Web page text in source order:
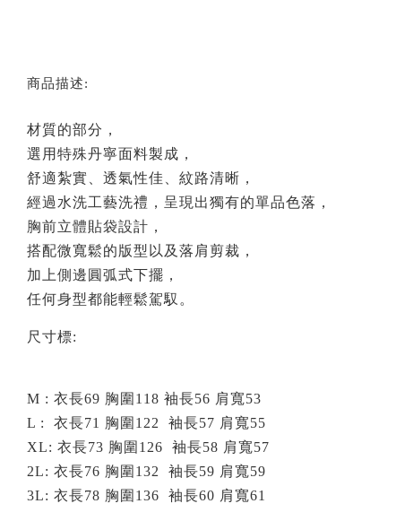
商品描述:
材質的部分，
選用 特殊丹寧面料製成，
舒適紮實、透氣性佳、紋路清晰，
經過水洗工藝洗禮，呈現出獨有的單品色落，
胸前立體貼袋設計，
搭配微寬鬆的版型以及 落肩剪裁，
加上側邊圓弧式下擺，
任何身型都能輕鬆駕馭。
尺寸標:
M : 衣長69 胸圍118 袖長56 肩寬53
L : 衣長71 胸圍122 袖長57 肩寬55
XL: 衣長73 胸圍126 袖長58 肩寬57
2L: 衣長76 胸圍132 袖長59 肩寬59
3L: 衣長78 胸圍136 袖長60 肩寬61